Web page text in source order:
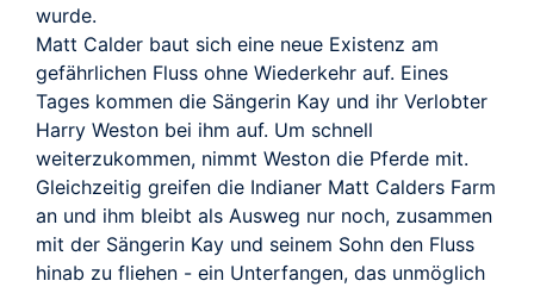
wurde.
Matt Calder baut sich eine neue Existenz am
gefährlichen Fluss ohne Wiederkehr auf. Eines
Tages kommen die Sängerin Kay und ihr Verlobter
Harry Weston bei ihm auf. Um schnell
weiterzukommen, nimmt Weston die Pferde mit.
Gleichzeitig greifen die Indianer Matt Calders Farm
an und ihm bleibt als Ausweg nur noch, zusammen
mit der Sängerin Kay und seinem Sohn den Fluss
hinab zu fliehen - ein Unterfangen, das unmöglich